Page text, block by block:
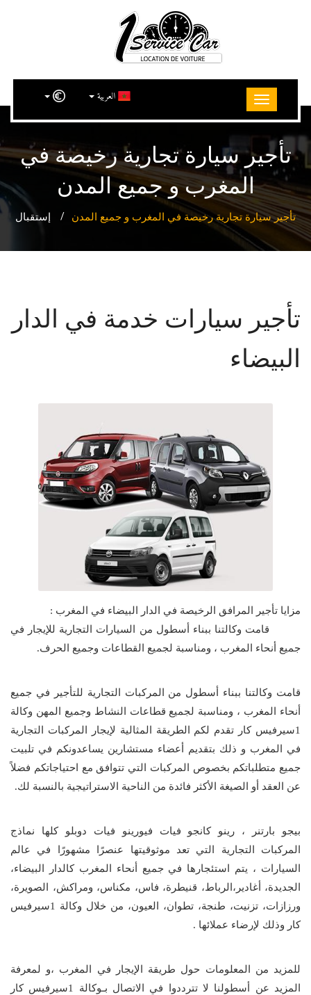
العربية
تأجير سيارة تجارية رخيصة في
المغرب و جميع المدن
إستقبال تأجير سيارة تجارية رخيصة في المغرب و جميع المدن
تأجير سيارات خدمة في الدار
البيضاء
مزايا تأجير المرافق الرخيصة في الدار البيضاء في المغرب :
قامت وكالتنا ببناء أسطول من السيارات التجارية للإيجار في
جميع أنحاء المغرب ، ومناسبة لجميع القطاعات وجميع الحرف.
قامت وكالتنا ببناء أسطول من المركبات التجارية للتأجير في جميع
أنحاء المغرب ، ومناسبة لجميع قطاعات النشاط وجميع المهن وكالة
1سيرفيس كار تقدم لكم الطريقة المثالية لإيجار المركبات التجارية
في المغرب و ذلك بتقديم أعضاء مستشارين يساعدونكم في تلبيت
جميع متطلباتكم بخصوص المركبات التي تتوافق مع احتياجاتكم فضلاً
عن العقد أو الصيغة الأكثر فائدة من الناحية الاستراتيجية بالنسبة لك.
بيجو بارتنر ، رينو كانجو فيات فيورينو فيات دوبلو كلها نماذج
المركبات التجارية التي تعد موثوقيتها عنصرًا مشهورًا في عالم
السيارات ، يتم استئجارها في جميع أنحاء المغرب كالدار البيضاء،
الجديدة، أغادير،الرباط، قنيطرة، فاس، مكناس، ومراكش، الصويرة،
ورزازات، تزنيت، طنجة، تطوان، العيون، من خلال وكالة 1سيرفيس
كار وذلك لإرضاء عملائها .
للمزيد من المعلومات حول طريقة الإيجار في المغرب ،و لمعرفة
المزيد عن أسطولنا لا تترددوا في الاتصال بـوكالة 1سيرفيس كار